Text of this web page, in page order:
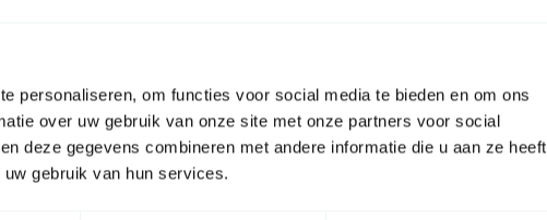
personaliseren, om functies voor social media te bieden en om ons
over uw gebruik van onze site met onze partners voor social
deze gegevens combineren met andere informatie die u aan ze heeft
gebruik van hun services.